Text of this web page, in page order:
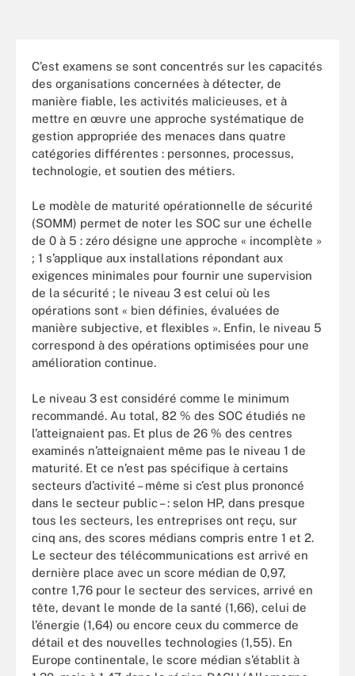
C’est examens se sont concentrés sur les capacités
des organisations concernées à détecter, de
manière fiable, les activités malicieuses, et à
mettre en œuvre une approche systématique de
gestion appropriée des menaces dans quatre
catégories différentes : personnes, processus,
technologie, et soutien des métiers.
Le modèle de maturité opérationnelle de sécurité
(SOMM) permet de noter les SOC sur une échelle
de 0 à 5 : zéro désigne une approche « incomplète »
; 1 s’applique aux installations répondant aux
exigences minimales pour fournir une supervision
de la sécurité ; le niveau 3 est celui où les
opérations sont « bien définies, évaluées de
manière subjective, et flexibles ». Enfin, le niveau 5
correspond à des opérations optimisées pour une
amélioration continue.
Le niveau 3 est considéré comme le minimum
recommandé. Au total, 82 % des SOC étudiés ne
l’atteignaient pas. Et plus de 26 % des centres
examinés n’atteignaient même pas le niveau 1 de
maturité. Et ce n’est pas spécifique à certains
secteurs d’activité – même si c’est plus prononcé
dans le secteur public – : selon HP, dans presque
tous les secteurs, les entreprises ont reçu, sur
cinq ans, des scores médians compris entre 1 et 2.
Le secteur des télécommunications est arrivé en
dernière place avec un score médian de 0,97,
contre 1,76 pour le secteur des services, arrivé en
tête, devant le monde de la santé (1,66), celui de
l’énergie (1,64) ou encore ceux du commerce de
détail et des nouvelles technologies (1,55). En
Europe continentale, le score médian s’établit à